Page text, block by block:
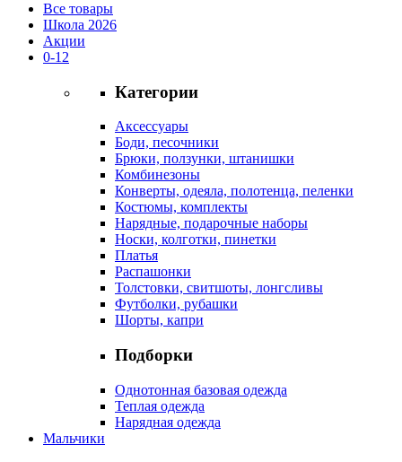
Все товары
Школа 2026
Акции
0-12
Категории
Аксессуары
Боди, песочники
Брюки, ползунки, штанишки
Комбинезоны
Конверты, одеяла, полотенца, пеленки
Костюмы, комплекты
Нарядные, подарочные наборы
Носки, колготки, пинетки
Платья
Распашонки
Толстовки, свитшоты, лонгсливы
Футболки, рубашки
Шорты, капри
Подборки
Однотонная базовая одежда
Теплая одежда
Нарядная одежда
Мальчики